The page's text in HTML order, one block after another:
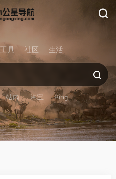
工具 社区 生活
站内 淘宝 Bing